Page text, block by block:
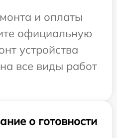
и оплаты
официальную
устройства
все виды работ
о готовности